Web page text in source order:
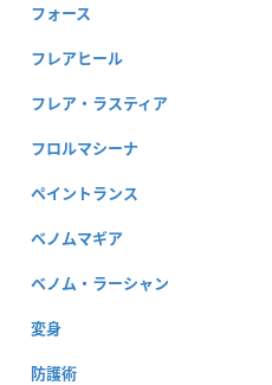
フォース
フレアヒール
フレア・ラスティア
フロルマシーナ
ペイントランス
ベノムマギア
ベノム・ラーシャン
変身
防護術